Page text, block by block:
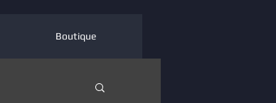
Boutique